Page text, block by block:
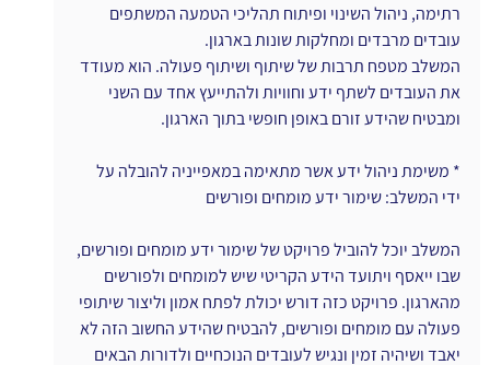
רתימה, ניהול השינוי ופיתוח תהליכי הטמעה המשתפים
עובדים מרבדים ומחלקות שונות בארגון.
המשלב מטפח תרבות של שיתוף ושיתוף פעולה. הוא מעודד
את העובדים לשתף ידע וחוויות ולהתייעץ אחד עם השני
ומבטיח שהידע זורם באופן חופשי בתוך הארגון.
* משימת ניהול ידע אשר מתאימה במאפייניה להובלה על
ידי המשלב: שימור ידע מומחים ופורשים
המשלב יוכל להוביל פרויקט של שימור ידע מומחים ופורשים,
שבו ייאסף ויתועד הידע הקריטי שיש למומחים ולפורשים
מהארגון. פרויקט כזה דורש יכולת לפתח אמון וליצור שיתופי
פעולה עם מומחים ופורשים, להבטיח שהידע החשוב הזה לא
יאבד ושיהיה זמין ונגיש לעובדים הנוכחיים ולדורות הבאים